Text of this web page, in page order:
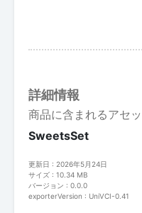
詳細情報
商品に含まれるアセッ
SweetsSet
更新日 : 2026年5月24日
サイズ : 10.34 MB
バージョン : 0.0.0
exporterVersion : UniVCI-0.41